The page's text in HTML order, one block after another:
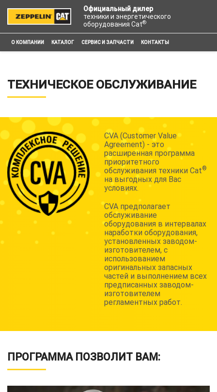
Официальный дилер
техники и энергетического
оборудования Cat®
О КОМПАНИИ КАТАЛОГ СЕРВИС И ЗАПЧАСТИ КОНТАКТЫ
ТЕХНИЧЕСКОЕ ОБСЛУЖИВАНИЕ
CVA (Customer Value
Agreement) - это
расширенная программа
приоритетного
обслуживания техники Cat®
на выгодных для Вас
условиях.
CVA предполагает
обслуживание
оборудования в интервалах
наработки оборудования,
установленных заводом-
изготовителем, с
использованием
оригинальных запасных
частей и выполнением всех
предписанных заводом-
изготовителем
регламентных работ.
ПРОГРАММА ПОЗВОЛИТ ВАМ: